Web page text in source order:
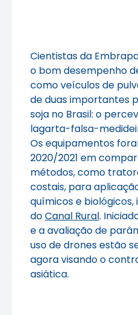
Cientistas da
o bom desempenho
como veículos de
de duas importantes
soja no Brasil: o
lagarta-falsa-
Os equipamentos
2020/2021 em
métodos, como
costais, para
químicos e
doCanal Rural.
e a avaliação de
uso de drones estão
agora visando o
asiática.